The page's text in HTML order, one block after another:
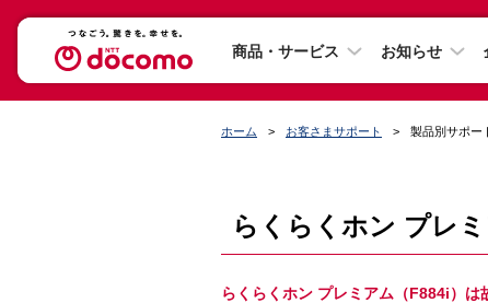
商品・サービス お知らせ
ホーム お客さまサポート 製品別サポー
らくらくホン プレ
らくらくホン プレミアム（F884i）